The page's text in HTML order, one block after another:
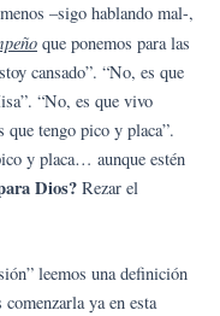
–sigo hablando mal-,
que ponemos para las
cansado”. “No, es que
“No, es que vivo
que tengo pico y placa”.
y placa… aunque estén
Dios? Rezar el
leemos una definición
ya en esta